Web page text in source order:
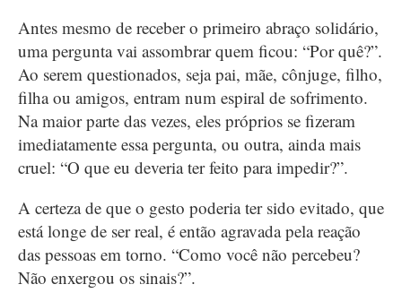
Antes mesmo de receber o primeiro abraço solidário,
uma pergunta vai assombrar quem ficou: “Por quê?”.
Ao serem questionados, seja pai, mãe, cônjuge, filho,
filha ou amigos, entram num espiral de sofrimento.
Na maior parte das vezes, eles próprios se fizeram
imediatamente essa pergunta, ou outra, ainda mais
cruel: “O que eu deveria ter feito para impedir?”.
A certeza de que o gesto poderia ter sido evitado, que
está longe de ser real, é então agravada pela reação
das pessoas em torno. “Como você não percebeu?
Não enxergou os sinais?”.